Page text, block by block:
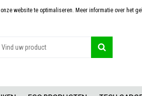
Persoonlijk advies
website te optimaliseren. Meer informatie over het